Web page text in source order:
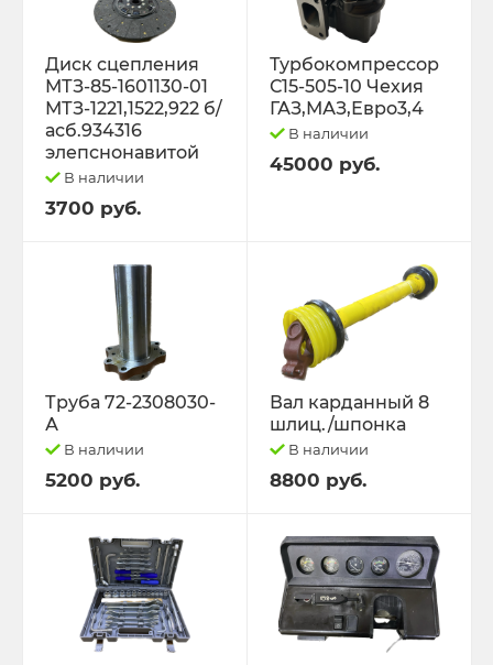
Диск сцепления
МТЗ-85-1601130-01
МТЗ-1221,1522,922 б/
асб.934316
элепснонавитой
В наличии
3700 руб.
Турбокомпрессор
С15-505-10 Чехия
ГАЗ,МАЗ,Евро3,4
В наличии
45000 руб.
Труба 72-2308030-
А
В наличии
5200 руб.
Вал карданный 8
шлиц./шпонка
В наличии
8800 руб.